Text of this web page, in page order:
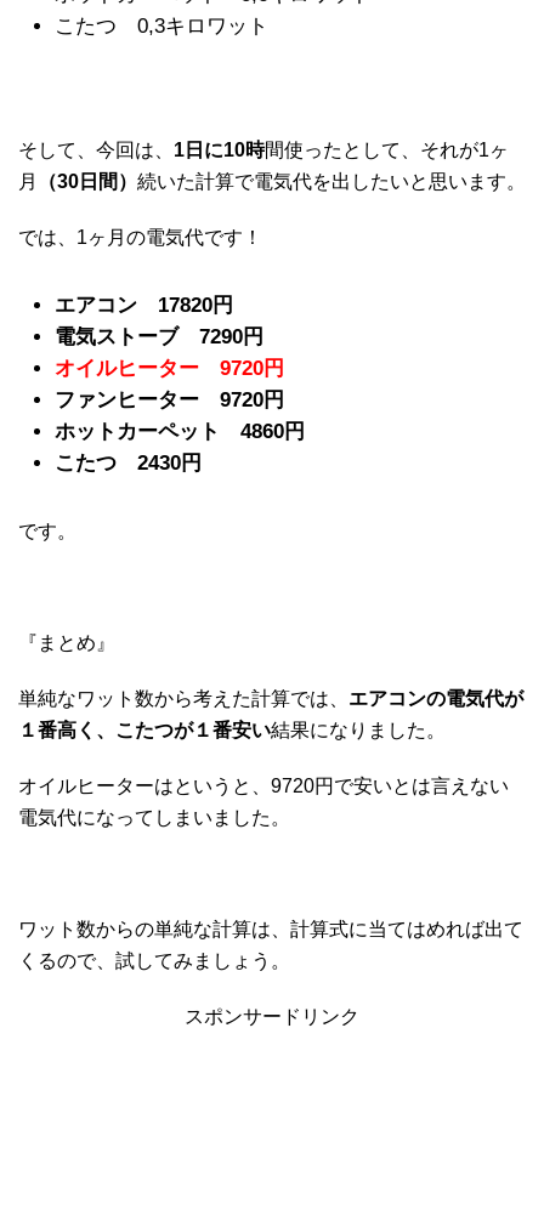
こたつ 0,3キロワット
そして、今回は、 1日に10時間使ったとして、それが1ヶ
月
（30日間） 続いた計算で電気代を出したいと思います。
では、1ヶ月の電気代です！
エアコン
17820円
電気ストーブ
7290円
オイルヒーター
9720円
ファンヒーター
9720円
ホットカーペット 4860円
こたつ 2430円
です。
『まとめ』
単純なワット数から考えた計算では、 エアコンの電気代が
１番高く、こたつが１番安い結果になりました。
オイルヒーターはというと、9720円で安いとは言えない
電気代になってしまいました。
ワット数からの単純な計算は、計算式に当てはめれば出て
くるので、試してみましょう。
スポンサードリンク